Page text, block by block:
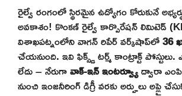
రైల్వే రంగంలో స్థిరమైన ఉద్యోగం కోరుకునే
అవకాశం! కొంకణ్ రైల్వే కార్పొరేషన్ లిమిటెడ్
విశాఖపట్నంలోని వాగన్ రిపేర్ వర్క్‌షాప్‌లో36
చేయనుంది. ఇవి ఫిక్స్డ్ టర్మ్ కాంట్రాక్ట్
లేదు – నేరుగావాక్-ఇన్ ఇంటర్వ్యూద్వారా
నుంచి ఇంజనీరింగ్ డిగ్రీ వరకు అర్హులు అప్లై